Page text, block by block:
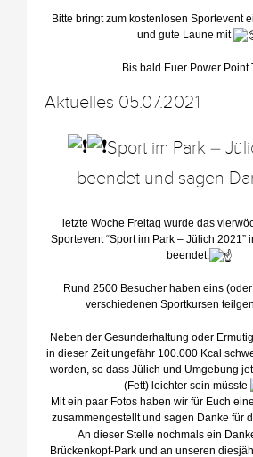
Bitte bringt zum kostenlosen Sportevent
und gute Laune mit
Bis bald Euer Power Point
Aktuelles 05.07.2021
Sport im Park –
beendet und sagen
letzte Woche Freitag wurde das
Sportevent “Sport im Park – Jülich 2021”
beendet.
Rund 2500 Besucher haben eins
verschiedenen Sportkursen
Neben der Gesunderhaltung oder
in dieser Zeit ungefähr 100.000 Kcal
worden, so dass Jülich und Umgebung
(Fett) leichter sein müsste
Mit ein paar Fotos haben wir für Euch
zusammengestellt und sagen Danke für
An dieser Stelle nochmals ein
Brückenkopf-Park und an unseren